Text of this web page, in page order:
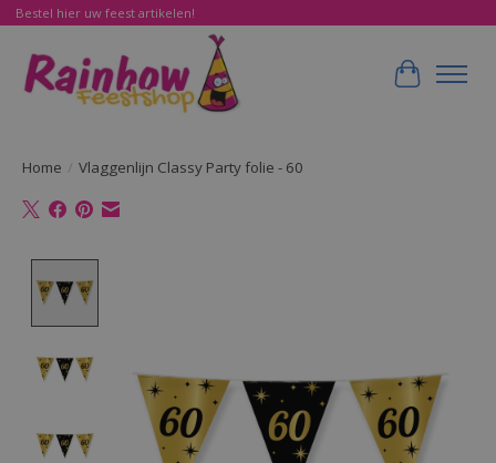
Bestel hier uw feest artikelen!
Home / Vlaggenlijn Classy Party folie - 60